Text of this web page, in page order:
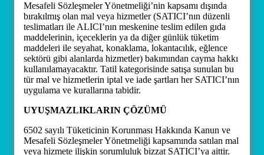
Mesafeli Sözleşmeler Yönetmeliği’nin kapsamı dışında
bırakılmış olan mal veya hizmetler (SATICI’nın düzenli
teslimatları ile ALICI’nın meskenine teslim edilen gıda
maddelerinin, içeceklerin ya da diğer günlük tüketim
maddeleri ile seyahat, konaklama, lokantacılık, eğlence
sektörü gibi alanlarda hizmetler) bakımından cayma hakkı
kullanılamayacaktır. Tatil kategorisinde satışa sunulan bu
tür mal ve hizmetlerin iptal ve iade şartları her SATICI’nın
uygulama ve kurallarına tabidir.
UYUŞMAZLIKLARIN ÇÖZÜMÜ
6502 sayılı Tüketicinin Korunması Hakkında Kanun ve
Mesafeli Sözleşmeler Yönetmeliği kapsamında satılan mal
veya hizmete ilişkin sorumluluk bizzat SATICI’ya aittir.